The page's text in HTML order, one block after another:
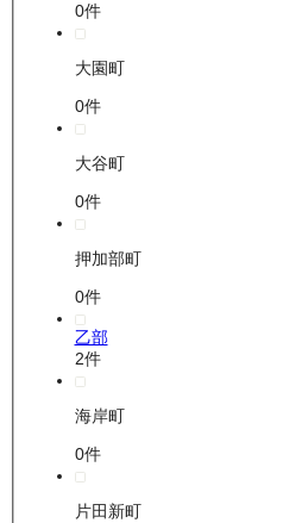
0件
大園町
0件
大谷町
0件
押加部町
0件
乙部
2件
海岸町
0件
片田新町